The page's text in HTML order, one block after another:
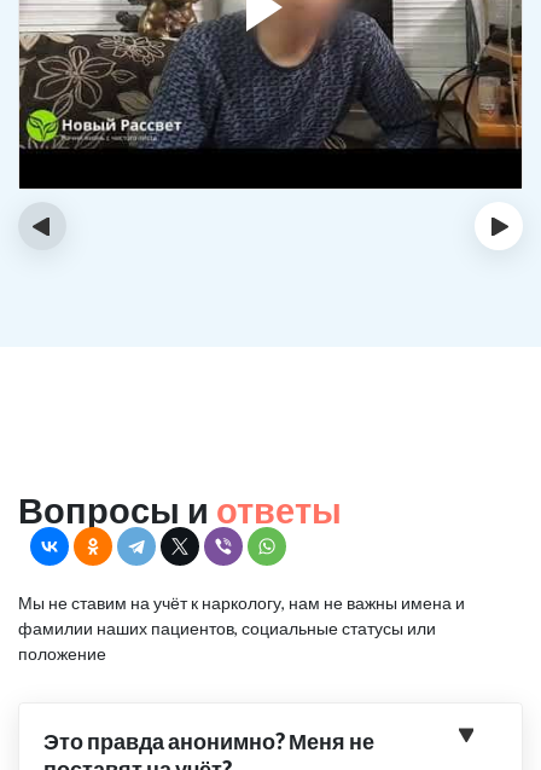
‹ ›
Вопросы и ответы
Мы не ставим на учёт к наркологу, нам не важны имена и
фамилии наших пациентов, социальные статусы или
положение
Это правда анонимно? Меня не